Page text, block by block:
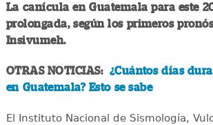
La canícula en Guatemala para este
prolongada, según los primeros
Insivumeh.
OTRAS NOTICIAS: ¿Cuántos días
en Guatemala? Esto se sabe
El Instituto Nacional de Sismología,